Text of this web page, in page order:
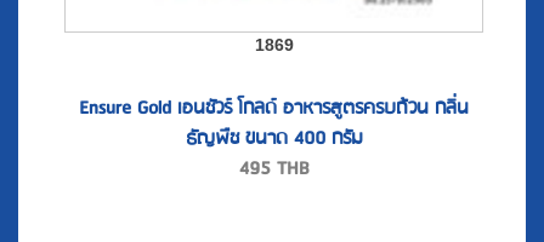
1869
Ensure Gold เอนชัวร์ โกลด์ อาหารสูตรครบถ้วน กลิ่น
ธัญพืช ขนาด 400 กรัม
495THB